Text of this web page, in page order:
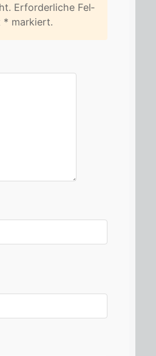
Er­for­der­li­che Fel­
* mar­kiert.